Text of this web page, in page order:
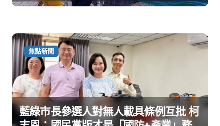
焦點新聞
藍綠市長參選人對無人載具條例互批 柯